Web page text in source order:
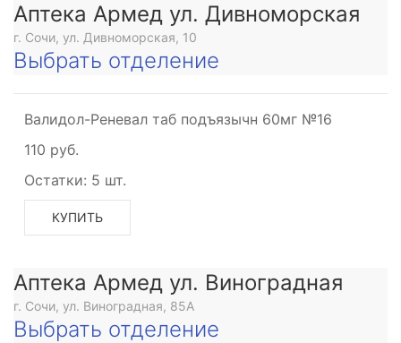
Аптека Армед ул. Дивноморская
г. Сочи, ул. Дивноморская, 10
Выбрать отделение
Валидол-Реневал таб подъязычн 60мг №16
110 руб.
Остатки: 5 шт.
КУПИТЬ
Аптека Армед ул. Виноградная
г. Сочи, ул. Виноградная, 85А
Выбрать отделение